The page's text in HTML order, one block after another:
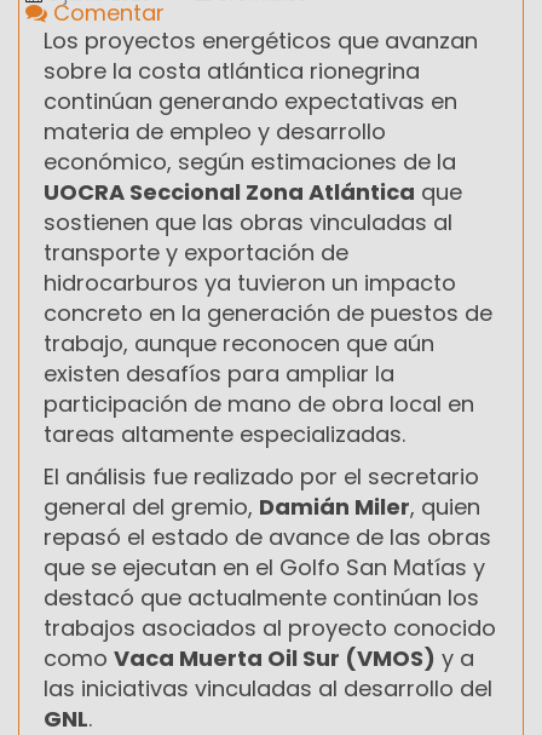
Comentar
Los proyectos energéticos que avanzan
sobre la costa atlántica rionegrina
continúan generando expectativas en
materia de empleo y desarrollo
económico, según estimaciones de la
UOCRA Seccional Zona Atlántica que
sostienen que las obras vinculadas al
transporte y exportación de
hidrocarburos ya tuvieron un impacto
concreto en la generación de puestos de
trabajo, aunque reconocen que aún
existen desafíos para ampliar la
participación de mano de obra local en
tareas altamente especializadas.
El análisis fue realizado por el secretario
general del gremio, Damián Miler, quien
repasó el estado de avance de las obras
que se ejecutan en el Golfo San Matías y
destacó que actualmente continúan los
trabajos asociados al proyecto conocido
como Vaca Muerta Oil Sur (VMOS) y a
las iniciativas vinculadas al desarrollo del
GNL.